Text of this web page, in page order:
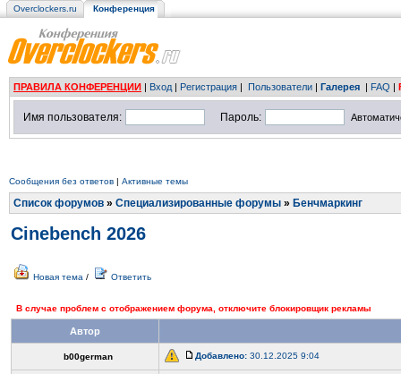
Overclockers.ru Конференция
ПРАВИЛА КОНФЕРЕНЦИИ | Вход | Регистрация | Пользователи | Галерея | FAQ |
Имя пользователя: Пароль:
Сообщения без ответов | Активные темы
Список форумов » Специализированные форумы » Бенчмаркинг
Cinebench 2026
Новая тема / Ответить
В случае проблем с отображением форума, отключите блокировщик рекламы
Автор
b00german Добавлено: 30.12.2025 9:04